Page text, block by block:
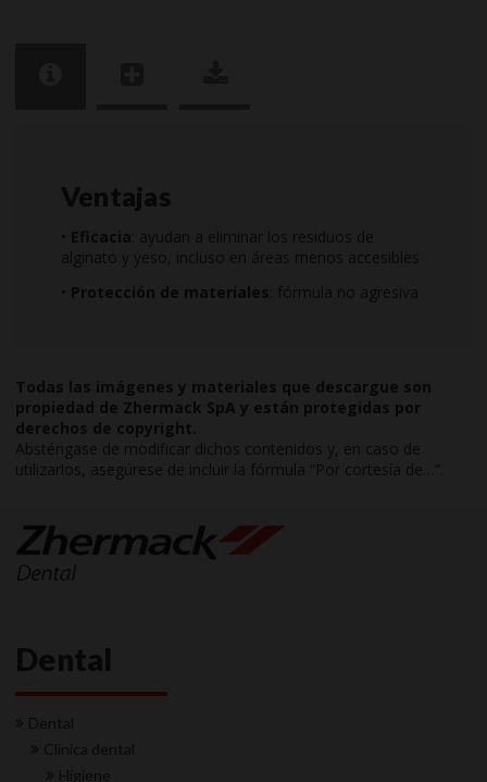
Ventajas
• Eficacia : ayudan a eliminar los residuos de
alginato y yeso, incluso en áreas menos accesibles
• Protección de materiales : fórmula no agresiva
Todas las imágenes y materiales que descargue son
propiedad de Zhermack SpA y están protegidas por
derechos de copyright.
Absténgase de modificar dichos contenidos y, en caso de
utilizarlos, asegúrese de incluir la fórmula “Por cortesía de…”.
Dental
Dental
Clínica dental
Higiene